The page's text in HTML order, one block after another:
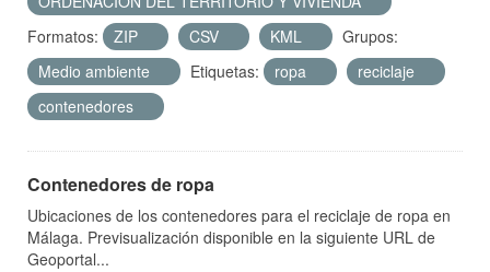
Formatos:
ZIP CSV KML
Grupos:
Medio ambiente
Etiquetas: ropa
reciclaje
contenedores
Contenedores de ropa
Ubicaciones de los contenedores para el reciclaje de ropa en
Málaga. Previsualización disponible en la siguiente URL de
Geoportal...